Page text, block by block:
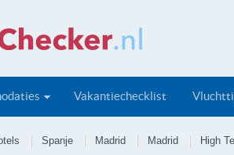
Vakantiechecklist
Spanje Madrid Madrid High